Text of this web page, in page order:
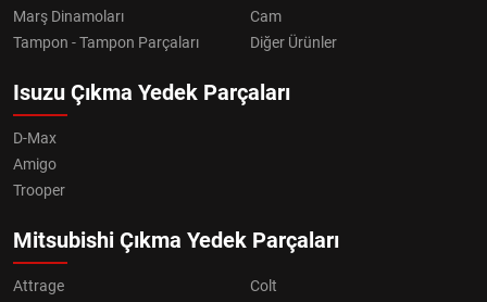
Marş Dinamoları
Cam
Tampon - Tampon Parçaları
Diğer Ürünler
Isuzu Çıkma Yedek Parçaları
D-Max
Amigo
Trooper
Mitsubishi Çıkma Yedek Parçaları
Attrage Colt